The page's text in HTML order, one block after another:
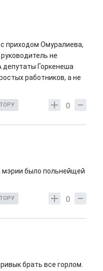
приходом Омуралиева,
не
депутаты Горкенеша
работников, а не
0
мэрии было польнейщей
0
брать все горлом.